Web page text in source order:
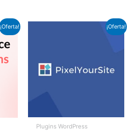
¡Oferta! ¡Oferta!
Plugins WordPress